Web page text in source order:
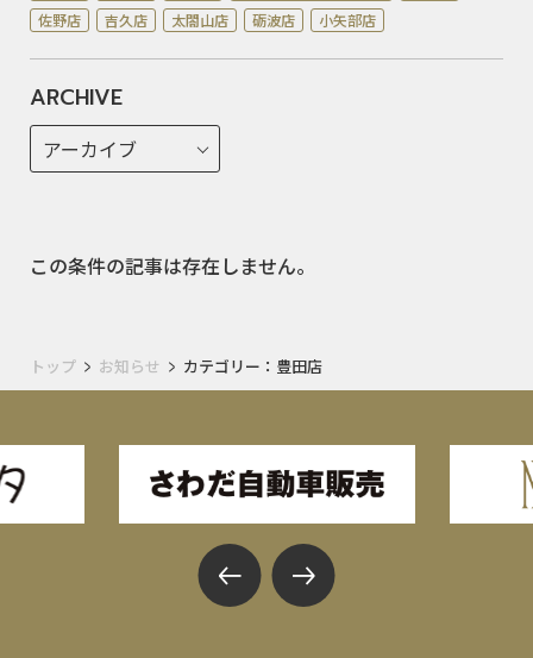
佐野店
吉久店 太閤山店 砺波店 小矢部店
ARCHIVE
この条件の記事は存在しません。
トップ お知らせ カテゴリー：豊田店